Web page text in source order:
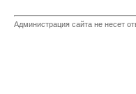
Администрация сайта не несет